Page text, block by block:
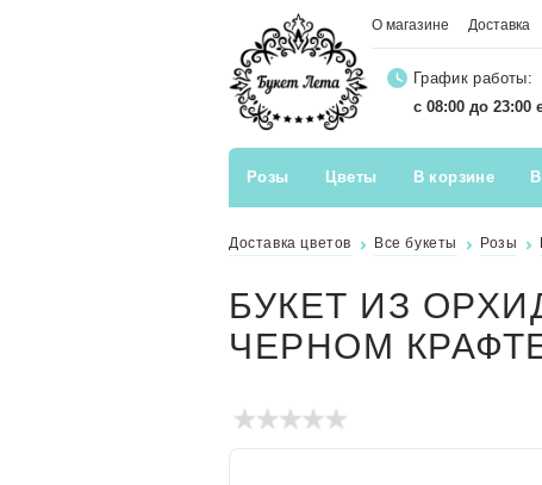
О магазине Доставка
График работы:
с 08:00 до 23:00
Розы Цветы В корзине
Доставка цветов Все букеты Розы
БУКЕТ ИЗ
ЧЕРНОМ